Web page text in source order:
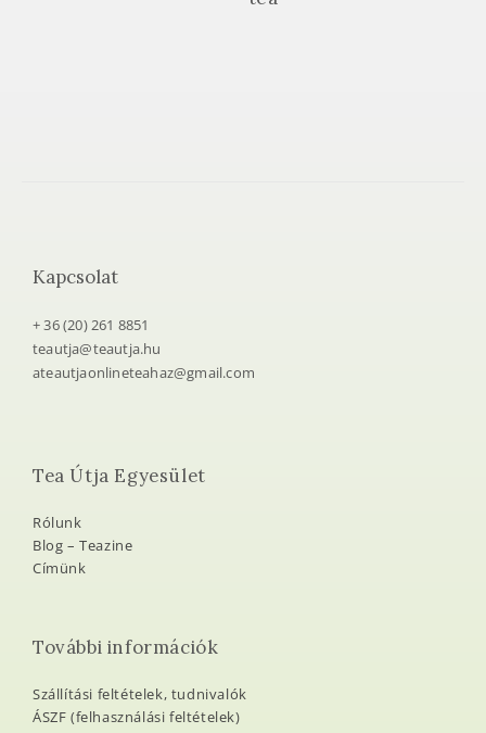
Kapcsolat
+ 36 (20) 261 8851
teautja@teautja.hu
ateautjaonlineteahaz@gmail.com
Tea Útja Egyesület
Rólunk
Blog – Teazine
Címünk
További információk
Szállítási feltételek, tudnivalók
ÁSZF (felhasználási feltételek)